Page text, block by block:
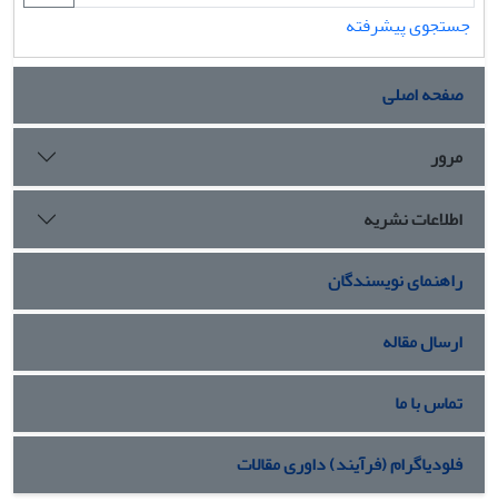
جستجوی پیشرفته
صفحه اصلی
مرور
اطلاعات نشریه
راهنمای نویسندگان
ارسال مقاله
تماس با ما
فلودیاگرام (فرآیند) داوری مقالات